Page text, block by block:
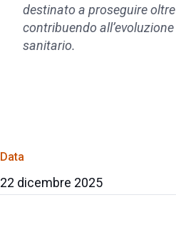
Data
22 dicembre 2025
destinato a proseguire
contribuendo
sanitario.